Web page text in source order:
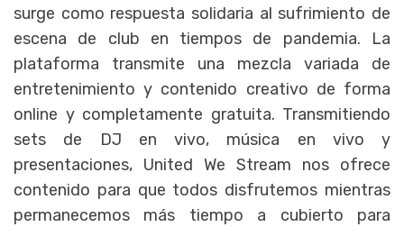
surge como respuesta solidaria al sufrimiento de
escena de club en tiempos de pandemia. La
plataforma transmite una mezcla variada de
entretenimiento y contenido creativo de forma
online y completamente gratuita. Transmitiendo
sets de DJ en vivo, música en vivo y
presentaciones, United We Stream nos ofrece
contenido para que todos disfrutemos mientras
permanecemos más tiempo a cubierto para